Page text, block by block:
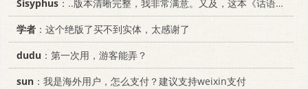
Sisyphus ：..版本清晰完整，我非常满意。又及，这本《话语的真相》...
学者 ：这个绝版了买不到实体，太感谢了
dudu ：第一次用，游客能弄？
sun ：我是海外用户，怎么支付？建议支持weixin支付